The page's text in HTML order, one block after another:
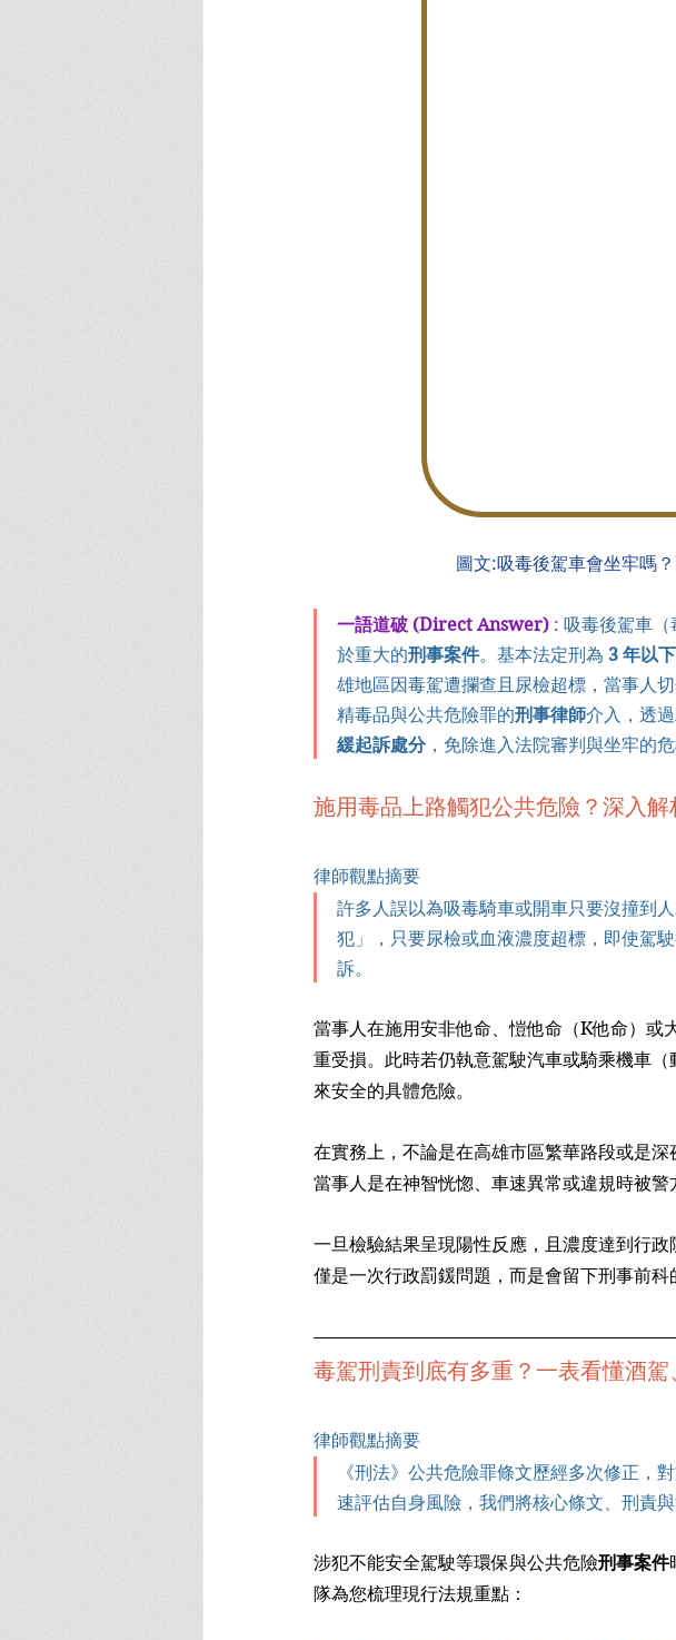
圖文:吸毒後駕車會坐牢嗎
一語道破 (Direct Answer) : 吸毒後駕車（
於重大的刑事案件。基本法定刑為 3 年以
雄地區因毒駕遭攔查且尿檢超標，當事人
精毒品與公共危險罪的刑事律師介入，透
緩起訴處分，免除進入法院審判與坐牢的危
施用毒品上路觸犯公共危險？深入
律師觀點摘要
許多人誤以為吸毒騎車或開車只要沒撞到
犯」，只要尿檢或血液濃度超標，即使駕
訴。
當事人在施用安非他命、愷他命（K他命）或
重受損。此時若仍執意駕駛汽車或騎乘機車
來安全的具體危險。
在實務上，不論是在高雄市區繁華路段或是
當事人是在神智恍惚、車速異常或違規時被警
一旦檢驗結果呈現陽性反應，且濃度達到行
僅是一次行政罰鍰問題，而是會留下刑事前科
毒駕刑責到底有多重？一表看懂酒
律師觀點摘要
《刑法》公共危險罪條文歷經多次修正，
速評估自身風險，我們將核心條文、刑責
涉犯不能安全駕駛等環保與公共危險刑事案件
隊為您梳理現行法規重點：